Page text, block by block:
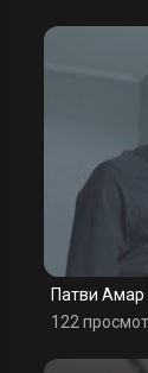
Патви Амар
122